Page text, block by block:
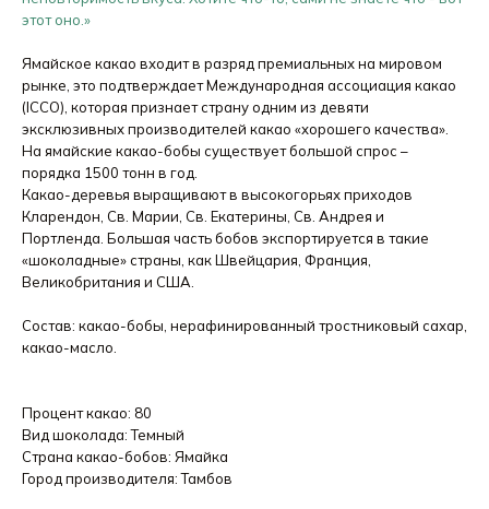
этот оно.»
Ямайское какао входит в разряд премиальных на мировом
рынке, это подтверждает Международная ассоциация какао
(ICCO), которая признает страну одним из девяти
эксклюзивных производителей какао «хорошего качества».
На ямайские какао-бобы существует большой спрос –
порядка 1500 тонн в год.
Какао-деревья выращивают в высокогорьях приходов
Кларендон, Св. Марии, Св. Екатерины, Св. Андрея и
Портленда. Большая часть бобов экспортируется в такие
«шоколадные» страны, как Швейцария, Франция,
Великобритания и США.
Состав: какао-бобы, нерафинированный тростниковый сахар,
какао-масло.
Процент какао: 80
Вид шоколада: Темный
Страна какао-бобов: Ямайка
Город производителя: Тамбов